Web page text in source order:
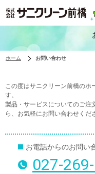
ホーム お問い合わせ
この度はサニクリーン前橋のホ
す。
製品・サービスについてのご注
ら、お気軽にお問い合わせくだ
お電話からのお問い
電話番号
027-